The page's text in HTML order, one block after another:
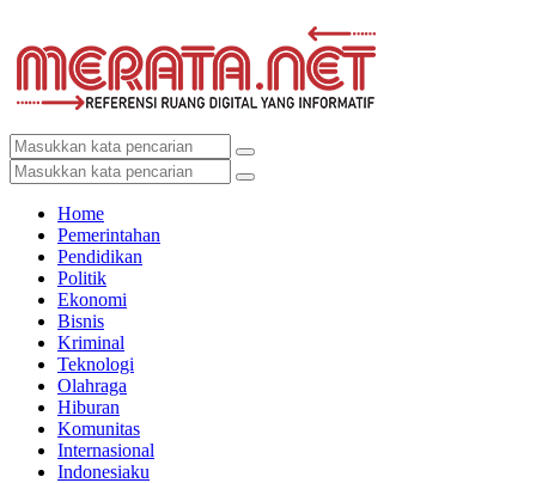
Home
Pemerintahan
Pendidikan
Politik
Ekonomi
Bisnis
Kriminal
Teknologi
Olahraga
Hiburan
Komunitas
Internasional
Indonesiaku